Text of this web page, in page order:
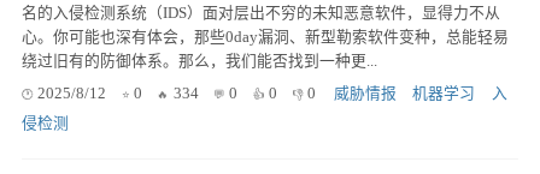
名的入侵检测系统（IDS）面对层出不穷的未知恶意软件，显得力不从
心。你可能也深有体会，那些0day漏洞、新型勒索软件变种，总能轻易
绕过旧有的防御体系。那么，我们能否找到一种更...
2025/8/12
0 334 0 0 0 威胁情报 机器学习
入
侵检测